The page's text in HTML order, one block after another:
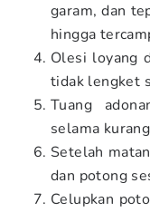
garam, dan
hingga
Olesi loyang
tidak lengket
Tuang
selama
Setelah
dan potong
Celupkan